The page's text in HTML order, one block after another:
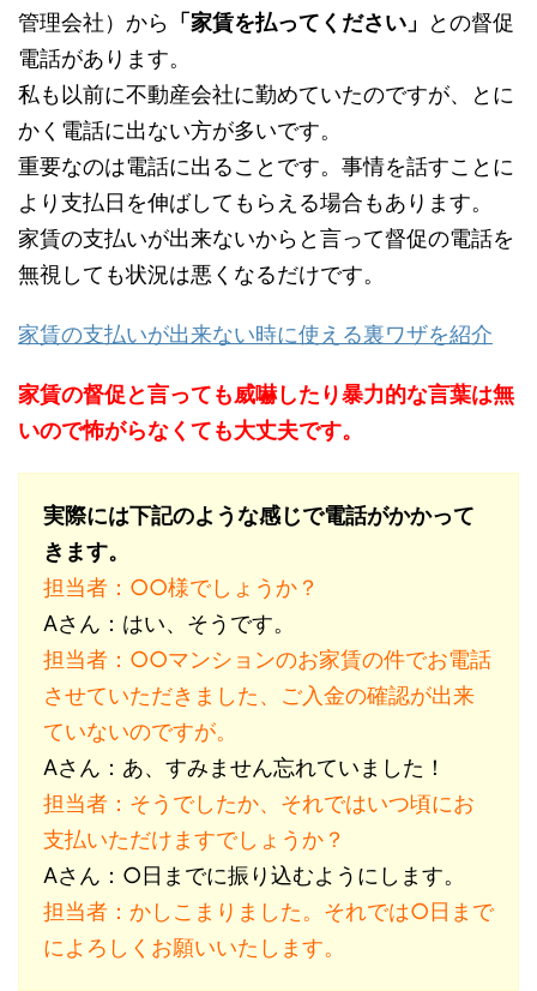
管理会社）から 「家賃を払ってください」
との督促
電話があります。
私も以前に不動産会社に勤めていたのですが、とに
かく電話に出ない方が多いです。
重要なのは電話に出ることです。事情を話すことに
より支払日を伸ばしてもらえる場合もあります。
家賃の支払いが出来ないからと言って督促の電話を
無視しても状況は悪くなるだけです。
家賃の支払いが出来ない時に使える裏ワザを紹介
家賃の督促と言っても威嚇したり暴力的な言葉は無
いので怖がらなくても大丈夫です。
実際には下記のような感じで電話がかかって
きます。
担当者：○○様でしょうか？
Aさん：はい、そうです。
担当者：○○マンションのお家賃の件でお電話
させていただきました、ご入金の確認が出来
ていないのですが。
Aさん：あ、すみません忘れていました！
担当者：そうでしたか、それではいつ頃にお
支払いただけますでしょうか？
Aさん：○日までに振り込むようにします。
担当者：かしこまりました。それでは○日まで
によろしくお願いいたします。